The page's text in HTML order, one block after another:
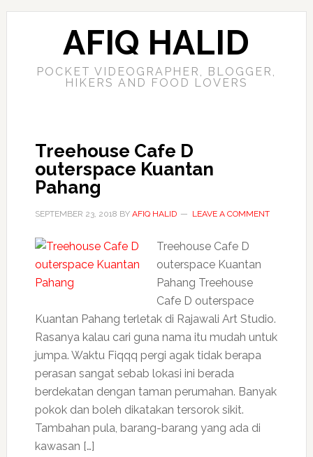
AFIQ HALID
POCKET VIDEOGRAPHER, BLOGGER,
HIKERS AND FOOD LOVERS
Treehouse Cafe D
outerspace Kuantan
Pahang
SEPTEMBER 23, 2018 BY AFIQ HALID LEAVE A COMMENT
Treehouse Cafe D
outerspace Kuantan
Pahang Treehouse
Cafe D outerspace
Kuantan Pahang terletak di Rajawali Art Studio.
Rasanya kalau cari guna nama itu mudah untuk
jumpa. Waktu Fiqqq pergi agak tidak berapa
perasan sangat sebab lokasi ini berada
berdekatan dengan taman perumahan. Banyak
pokok dan boleh dikatakan tersorok sikit.
Tambahan pula, barang-barang yang ada di
kawasan […]